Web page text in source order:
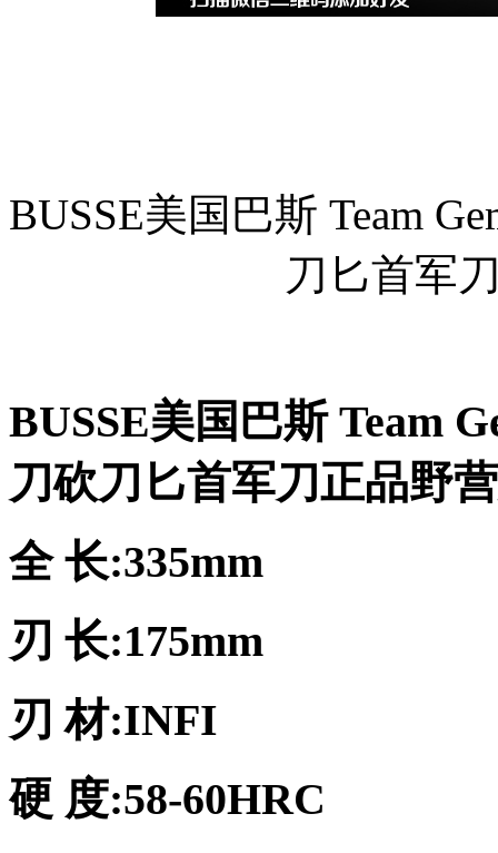
BUSSE美国巴斯 Team
刀匕首军
BUSSE美国巴斯 Team
刀砍刀匕首军刀正品野
全 长:335mm
刃 长:175mm
刃 材:INFI
硬 度:58-60HRC